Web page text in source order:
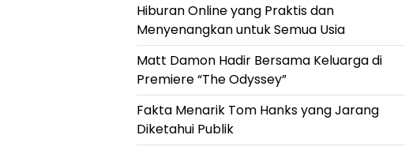
Hiburan Online yang Praktis dan
Menyenangkan untuk Semua Usia
Matt Damon Hadir Bersama Keluarga di
Premiere “The Odyssey”
Fakta Menarik Tom Hanks yang Jarang
Diketahui Publik